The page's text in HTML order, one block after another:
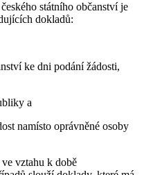
státního občanství je
dokladů:
ke dni podání žádosti,
a
namísto oprávněné osoby
vztahu k době